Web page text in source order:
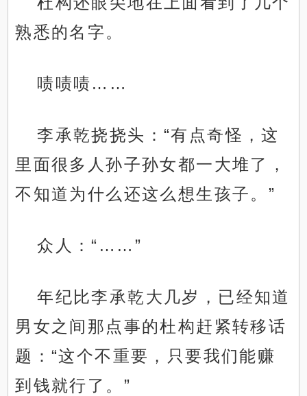
熟悉的名字。
啧啧啧……
李承乾挠挠头：“有点奇怪，这
里面很多人孙子孙女都一大堆了，
不知道为什么还这么想生孩子。”
众人：“……”
年纪比李承乾大几岁，已经知道
男女之间那点事的杜构赶紧转移话
题：“这个不重要，只要我们能赚
到钱就行了。”